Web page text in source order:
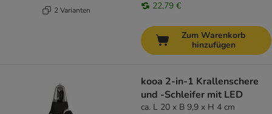
2 Varianten 22,79 €
Zum Warenkorb
hinzufügen
kooa 2-in-1 Krallenschere
und -Schleifer mit LED
ca. L 20 x B 9,9 x H 4 cm